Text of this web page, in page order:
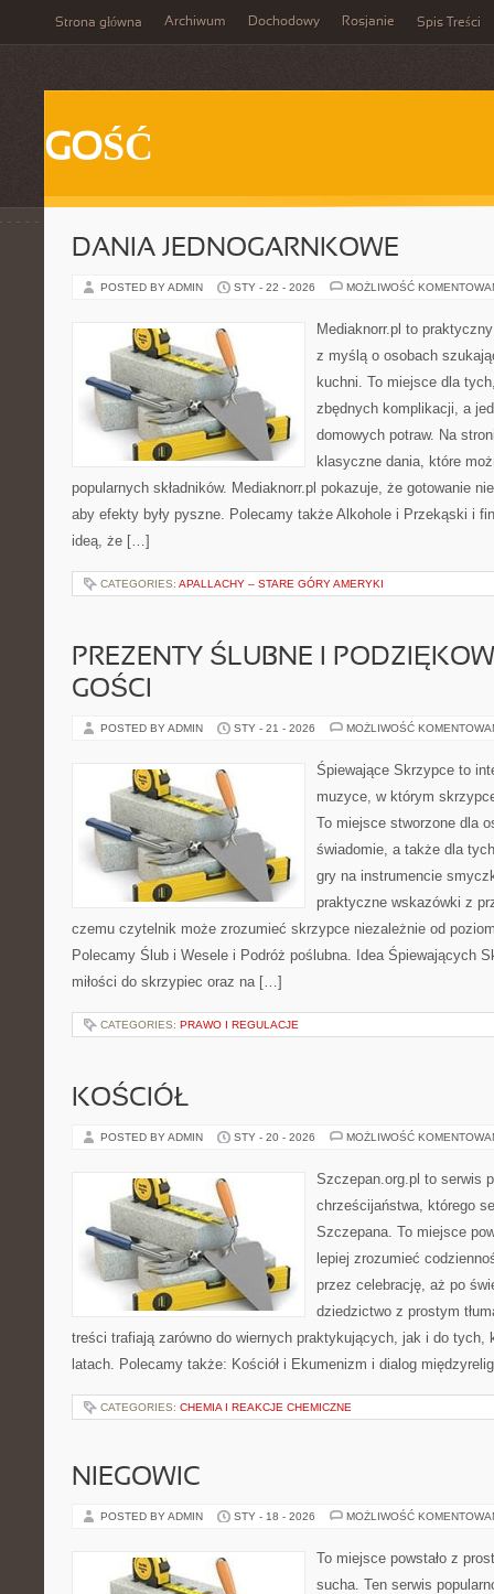
Strona główna Archiwum Dochodowy Rosjanie Spis Treści
GOŚĆ
DANIA JEDNOGARNKOWE
POSTED BY ADMIN STY - 22 - 2026 MOŻLIWOŚĆ
Mediaknorr.pl to
z myślą o osobach
kuchni. To miejsce dla
zbędnych komplikacji, a
domowych potraw. Na
klasyczne dania, które
popularnych składników. Mediaknorr.pl pokazuje, że gotowanie
aby efekty były pyszne. Polecamy także Alkohole i Przekąski i
ideą, że […]
CATEGORIES: APALLACHY – STARE GÓRY AMERYKI
PREZENTY ŚLUBNE I
GOŚCI
POSTED BY ADMIN STY - 21 - 2026 MOŻLIWOŚĆ
Śpiewające Skrzypce to
muzyce, w którym
To miejsce stworzone dla
świadomie, a także dla
gry na instrumencie
praktyczne wskazówki z
czemu czytelnik może zrozumieć skrzypce niezależnie od
Polecamy Ślub i Wesele i Podróż poślubna. Idea Śpiewających
miłości do skrzypiec oraz na […]
CATEGORIES: PRAWO I REGULACJE
KOŚCIÓŁ
POSTED BY ADMIN STY - 20 - 2026 MOŻLIWOŚĆ
Szczepan.org.pl to serwis
chrześcijaństwa, którego
Szczepana. To miejsce
lepiej zrozumieć
przez celebrację, aż po
dziedzictwo z prostym
treści trafiają zarówno do wiernych praktykujących, jak i do tych,
latach. Polecamy także: Kościół i Ekumenizm i dialog
CATEGORIES: CHEMIA I REAKCJE CHEMICZNE
NIEGOWIC
POSTED BY ADMIN STY - 18 - 2026 MOŻLIWOŚĆ
To miejsce powstało z
sucha. Ten serwis